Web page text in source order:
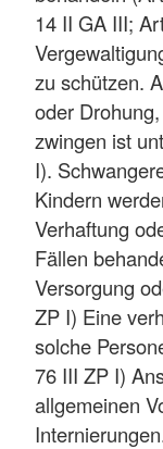
14 II GA III;
zu schützen.
oder
zwingen ist
I).
Kindern
Verhaftung
Fällen
Versorgung
ZP I) Eine
solche
76 III ZP I)
allgemeinen